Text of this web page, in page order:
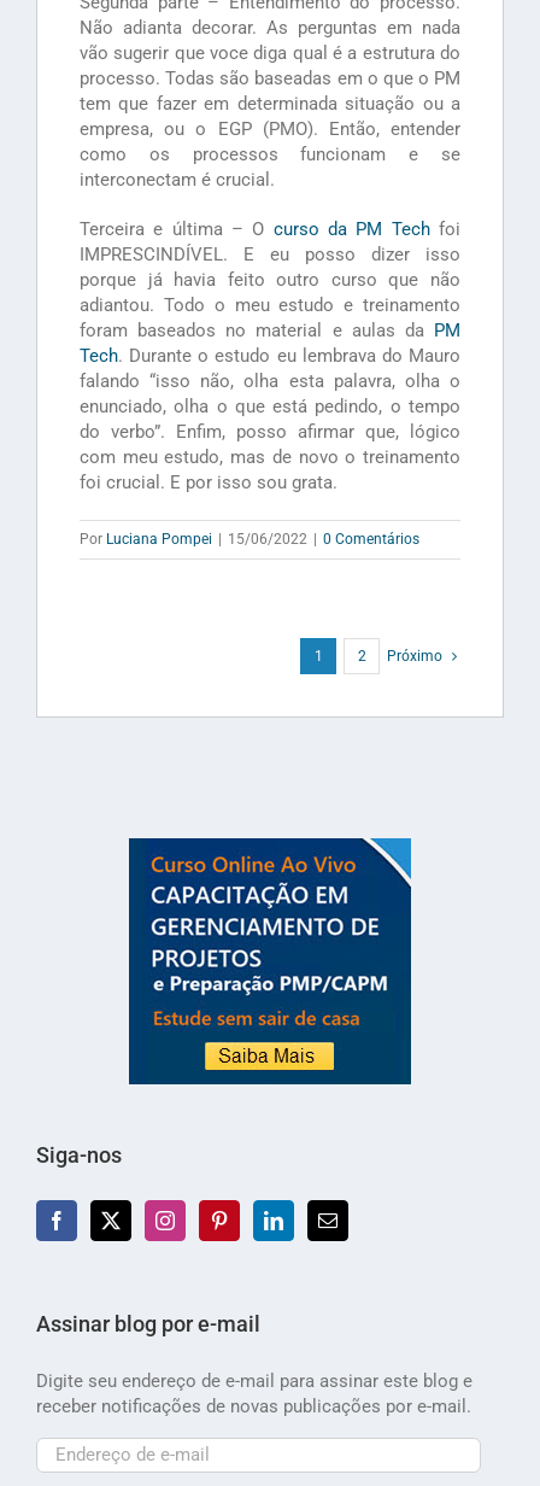
Não adianta decorar. As perguntas em nada
vão sugerir que voce diga qual é a estrutura do
processo. Todas são baseadas em o que o PM
tem que fazer em determinada situação ou a
empresa, ou o EGP (PMO). Então, entender
como os processos funcionam e se
interconectam é crucial.
Terceira e última – O curso da PM Techfoi
IMPRESCINDÍVEL. E eu posso dizer isso
porque já havia feito outro curso que não
adiantou. Todo o meu estudo e treinamento
foram baseados no material e aulas da PM
Tech. Durante o estudo eu lembrava do Mauro
falando “isso não, olha esta palavra, olha o
enunciado, olha o que está pedindo, o tempo
do verbo”. Enfim, posso afirmar que, lógico
com meu estudo, mas de novo o treinamento
foi crucial. E por isso sou grata.
Por Luciana Pompei | 15/06/2022 | 0 Comentários
1 2 Próximo
Siga-nos
Assinar blog por e-mail
Digite seu endereço de e-mail para assinar este blog e
receber notificações de novas publicações por e-mail.
Endereço
de